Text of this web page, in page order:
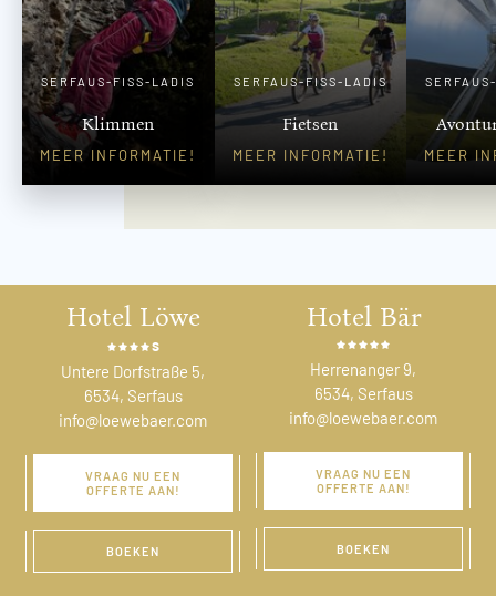
SERFAUS-FISS-LADIS
Klimmen
MEER INFORMATIE!
SERFAUS-FISS-LADIS
Fietsen
MEER INFORMATIE! MEER
Hotel Löwe
s
Untere Dorfstraße 5,
6534, Serfaus
info@loewebaer.com
VRAAG NU EEN
OFFERTE AAN!
BOEKEN
Hotel Bär
Herrenanger 9,
6534, Serfaus
info@loewebaer.com
VRAAG NU EEN
OFFERTE AAN!
BOEKEN